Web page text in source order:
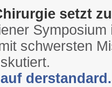
setzt
schwersten